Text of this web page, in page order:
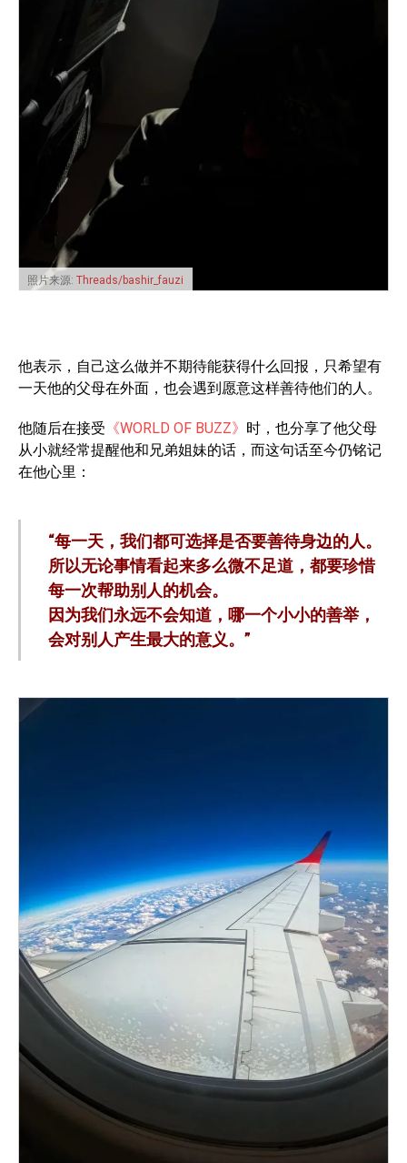
照片来源: Threads/bashir_fauzi
他表示，自己这么做并不期待能获得什么回报，只希望有
一天他的父母在外面，也会遇到愿意这样善待他们的人。
他随后在接受 《WORLD OF BUZZ》 时，也分享了他父母
从小就经常提醒他和兄弟姐妹的话，而这句话至今仍铭记
在他心里：
“每一天，我们都可选择是否要善待身边的人。
所以无论事情看起来多么微不足道，都要珍惜
每一次帮助别人的机会。
因为我们永远不会知道，哪一个小小的善举，
会对别人产生最大的意义。”